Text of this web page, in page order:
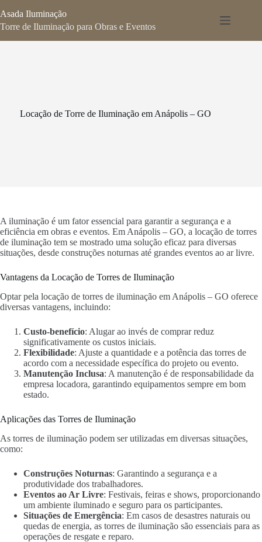
para
o
Asada Iluminação
Torre de Iluminação para Obras e Eventos
Locação de Torre de Iluminação em Anápolis – GO
A iluminação é um fator essencial para garantir a segurança e a
eficiência em obras e eventos. Em Anápolis – GO, a locação de torres
de iluminação tem se mostrado uma solução eficaz para diversas
situações, desde construções noturnas até grandes eventos ao ar livre.
Vantagens da Locação de Torres de Iluminação
Optar pela locação de torres de iluminação em Anápolis – GO oferece
diversas vantagens, incluindo:
Custo-benefício: Alugar ao invés de comprar reduz
significativamente os custos iniciais.
Flexibilidade: Ajuste a quantidade e a potência das torres de
acordo com a necessidade específica do projeto ou evento.
Manutenção Inclusa: A manutenção é de responsabilidade da
empresa locadora, garantindo equipamentos sempre em bom
estado.
Aplicações das Torres de Iluminação
As torres de iluminação podem ser utilizadas em diversas situações,
como:
Construções Noturnas: Garantindo a segurança e a
produtividade dos trabalhadores.
Eventos ao Ar Livre: Festivais, feiras e shows, proporcionando
um ambiente iluminado e seguro para os participantes.
Situações de Emergência: Em casos de desastres naturais ou
quedas de energia, as torres de iluminação são essenciais para as
operações de resgate e reparo.